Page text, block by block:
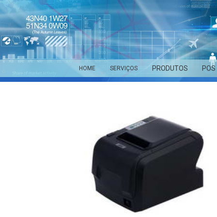
HOME SERVIÇOS PRODUTOS POS